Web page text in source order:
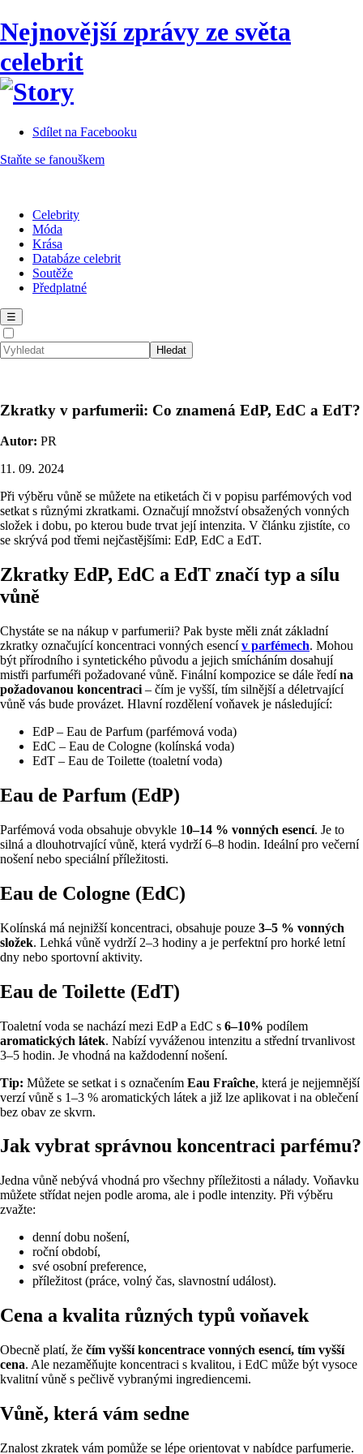
Nejnovější zprávy ze světa
celebrit
Sdílet na Facebooku
Staňte se fanouškem
Celebrity
Móda
Krása
Databáze celebrit
Soutěže
Předplatné
☰
Zkratky v parfumerii: Co znamená EdP, EdC a EdT?
Autor: PR
11. 09. 2024
Při výběru vůně se můžete na etiketách či v popisu parfémových vod
setkat s různými zkratkami. Označují množství obsažených vonných
složek i dobu, po kterou bude trvat její intenzita. V článku zjistíte, co
se skrývá pod třemi nejčastějšími: EdP, EdC a EdT.
Zkratky EdP, EdC a EdT značí typ a sílu
vůně
Chystáte se na nákup v parfumerii? Pak byste měli znát základní
zkratky označující koncentraci vonných esencív parfémech. Mohou
být přírodního i syntetického původu a jejich smícháním dosahují
mistři parfuméři požadované vůně. Finální kompozice se dále ředína
požadovanou koncentraci – čím je vyšší, tím silnější a déletrvající
vůně vás bude provázet. Hlavní rozdělení voňavek je následující:
EdP – Eau de Parfum (parfémová voda)
EdC – Eau de Cologne (kolínská voda)
EdT – Eau de Toilette (toaletní voda)
Eau de Parfum (EdP)
Parfémová voda obsahuje obvykle 10–14 % vonných esencí. Je to
silná a dlouhotrvající vůně, která vydrží 6–8 hodin. Ideální pro večerní
nošení nebo speciální příležitosti.
Eau de Cologne (EdC)
Kolínská má nejnižší koncentraci, obsahuje pouze 3–5 % vonných
složek. Lehká vůně vydrží 2–3 hodiny a je perfektní pro horké letní
dny nebo sportovní aktivity.
Eau de Toilette (EdT)
Toaletní voda se nachází mezi EdP a EdC s 6–10% podílem
aromatických látek. Nabízí vyváženou intenzitu a střední trvanlivost
3–5 hodin. Je vhodná na každodenní nošení.
Tip: Můžete se setkat i s označením Eau Fraîche, která je nejjemnější
verzí vůně s 1–3 % aromatických látek a již lze aplikovat i na oblečení
bez obav ze skvrn.
Jak vybrat správnou koncentraci parfému?
Jedna vůně nebývá vhodná pro všechny příležitosti a nálady. Voňavku
můžete střídat nejen podle aroma, ale i podle intenzity. Při výběru
zvažte:
denní dobu nošení,
roční období,
své osobní preference,
příležitost (práce, volný čas, slavnostní událost).
Cena a kvalita různých typů voňavek
Obecně platí, že čím vyšší koncentrace vonných esencí, tím vyšší
cena. Ale nezaměňujte koncentraci s kvalitou, i EdC může být vysoce
kvalitní vůně s pečlivě vybranými ingrediencemi.
Vůně, která vám sedne
Znalost zkratek vám pomůže se lépe orientovat v nabídce parfumerie.